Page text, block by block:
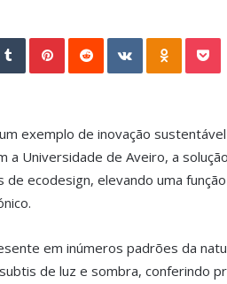
Tumblr VKontakte
exemplo de inovação
a Universidade de Aveiro, a
ecodesign, elevando uma
em inúmeros padrões da
de luz e sombra, conferindo